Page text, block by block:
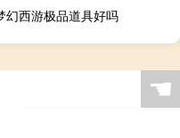
幻西游极品道具好吗
☚